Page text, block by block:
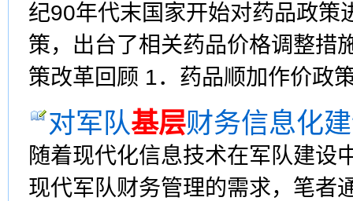
纪90年代末国家开始对药品政策
策，出台了相关药品价格调整
策改革回顾 1．药品顺加作价政
对军队基层财务信息化
随着现代化信息技术在军队建设
现代军队财务管理的需求，笔者